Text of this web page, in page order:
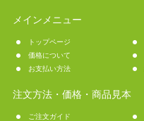
メインメニュー
トップページ
価格について
お支払い方法
注文方法・価格・商品見本
ご注文ガイド